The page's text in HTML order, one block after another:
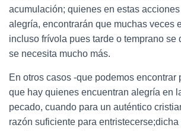
acumulación; quienes en estas
alegría, encontrarán que muchas veces
incluso frívola pues tarde o temprano se
se necesita mucho más.
En otros casos -que podemos encontrar
que hay quienes encuentran alegría en
pecado, cuando para un auténtico
razón suficiente para entristecerse;dicha